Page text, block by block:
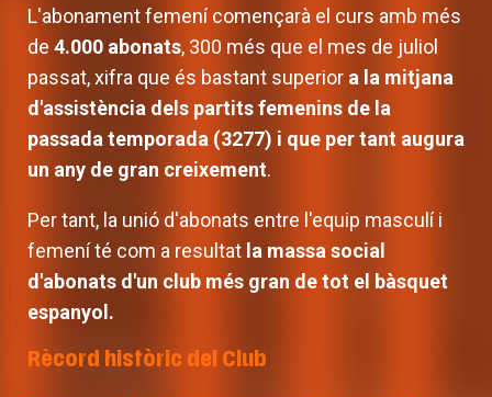
L'abonament femení començarà el curs amb més
de 4.000 abonats, 300 més que el mes de juliol
passat, xifra que és bastant superior a la mitjana
d'assistència dels partits femenins de la
passada temporada (3277) i que per tant augura
un any de gran creixement.
Per tant, la unió d'abonats entre l'equip masculí i
femení té com a resultat la massa social
d'abonats d'un club més gran de tot el bàsquet
espanyol.
Rècord històric del Club